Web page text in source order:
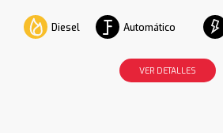
Diesel Automático
VER DETALLES